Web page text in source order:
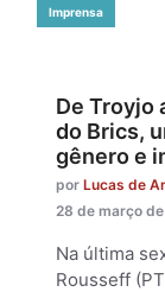
Imprensa
De Troyjo
do Brics,
gênero e
por Lucas de
28 de março
Na última
Rousseff